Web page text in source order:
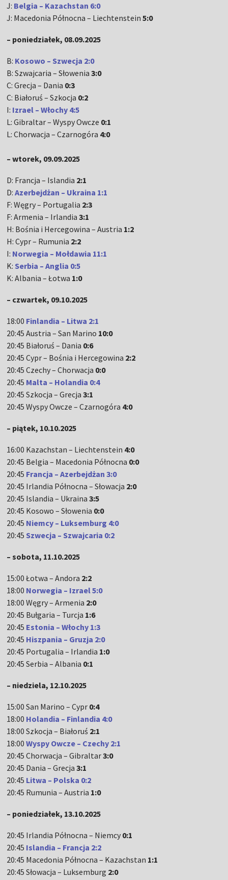
J: Belgia – Kazachstan 6:0
J: Macedonia Północna – Liechtenstein5:0
– poniedziałek, 08.09.2025
B: Kosowo – Szwecja 2:0
B: Szwajcaria – Słowenia3:0
C: Grecja – Dania 0:3
C: Białoruś – Szkocja 0:2
I: Izrael – Włochy 4:5
L: Gibraltar – Wyspy Owcze 0:1
L: Chorwacja – Czarnogóra 4:0
– wtorek, 09.09.2025
D: Francja – Islandia 2:1
D:Azerbejdżan – Ukraina 1:1
F: Węgry – Portugalia 2:3
F: Armenia – Irlandia 3:1
H: Bośnia i Hercegowina – Austria 1:2
H: Cypr – Rumunia 2:2
I: Norwegia – Mołdawia 11:1
K: Serbia – Anglia 0:5
K: Albania – Łotwa 1:0
– czwartek, 09.10.2025
18:00 Finlandia – Litwa 2:1
20:45 Austria – San Marino 10:0
20:45 Białoruś – Dania 0:6
20:45 Cypr – Bośnia i Hercegowina 2:2
20:45 Czechy – Chorwacja 0:0
20:45 Malta – Holandia 0:4
20:45 Szkocja – Grecja3:1
20:45 Wyspy Owcze – Czarnogóra 4:0
– piątek, 10.10.2025
16:00 Kazachstan – Liechtenstein 4:0
20:45 Belgia – Macedonia Północna 0:0
20:45 Francja – Azerbejdżan 3:0
20:45 Irlandia Północna – Słowacja 2:0
20:45 Islandia – Ukraina3:5
20:45 Kosowo – Słowenia 0:0
20:45 Niemcy – Luksemburg 4:0
20:45 Szwecja – Szwajcaria 0:2
– sobota, 11.10.2025
15:00 Łotwa – Andora 2:2
18:00 Norwegia – Izrael 5:0
18:00 Węgry – Armenia 2:0
20:45 Bułgaria – Turcja 1:6
20:45 Estonia – Włochy 1:3
20:45 Hiszpania – Gruzja 2:0
20:45 Portugalia – Irlandia 1:0
20:45 Serbia – Albania 0:1
– niedziela, 12.10.2025
15:00 San Marino – Cypr 0:4
18:00 Holandia – Finlandia 4:0
18:00 Szkocja – Białoruś 2:1
18:00Wyspy Owcze – Czechy 2:1
20:45 Chorwacja – Gibraltar3:0
20:45 Dania – Grecja3:1
20:45 Litwa – Polska 0:2
20:45 Rumunia – Austria 1:0
– poniedziałek, 13.10.2025
20:45 Irlandia Północna – Niemcy 0:1
20:45 Islandia – Francja 2:2
20:45 Macedonia Północna – Kazachstan 1:1
20:45 Słowacja – Luksemburg 2:0